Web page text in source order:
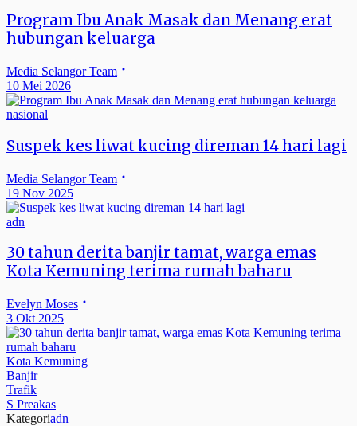
Program Ibu Anak Masak dan Menang erat
hubungan keluarga
Media Selangor Team
10 Mei 2026
nasional
Suspek kes liwat kucing direman 14 hari lagi
Media Selangor Team
19 Nov 2025
adn
30 tahun derita banjir tamat, warga emas
Kota Kemuning terima rumah baharu
Evelyn Moses
3 Okt 2025
Kota Kemuning
Banjir
Trafik
S Preakas
Kategoriadn